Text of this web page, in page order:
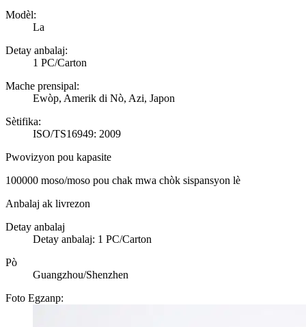
Modèl:
La
Detay anbalaj:
1 PC/Carton
Mache prensipal:
Ewòp, Amerik di Nò, Azi, Japon
Sètifika:
ISO/TS16949: 2009
Pwovizyon pou kapasite
100000 moso/moso pou chak mwa chòk sispansyon lè
Anbalaj ak livrezon
Detay anbalaj
Detay anbalaj: 1 PC/Carton
Pò
Guangzhou/Shenzhen
Foto Egzanp: